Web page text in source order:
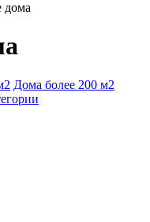
дома
Дома более 200 м2